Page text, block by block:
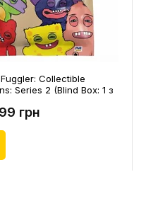
Collectible
Series 2 (Blind Box: 1 з
грн